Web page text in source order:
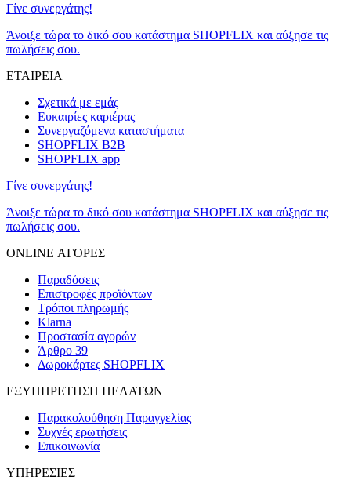
Γίνε συνεργάτης!
Άνοιξε τώρα το δικό σου κατάστημα SHOPFLIX και αύξησε τις
πωλήσεις σου.
ΕΤΑΙΡΕΙΑ
Σχετικά με εμάς
Ευκαιρίες καριέρας
Συνεργαζόμενα καταστήματα
SHOPFLIX B2B
SHOPFLIX app
Γίνε συνεργάτης!
Άνοιξε τώρα το δικό σου κατάστημα SHOPFLIX και αύξησε τις
πωλήσεις σου.
ONLINE ΑΓΟΡΕΣ
Παραδόσεις
Επιστροφές προϊόντων
Τρόποι πληρωμής
Klarna
Προστασία αγορών
Άρθρο 39
Δωροκάρτες SHOPFLIX
ΕΞΥΠΗΡΕΤΗΣΗ ΠΕΛΑΤΩΝ
Παρακολούθηση Παραγγελίας
Συχνές ερωτήσεις
Επικοινωνία
ΥΠΗΡΕΣΙΕΣ